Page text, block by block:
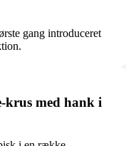
gang introduceret
krus med hank i